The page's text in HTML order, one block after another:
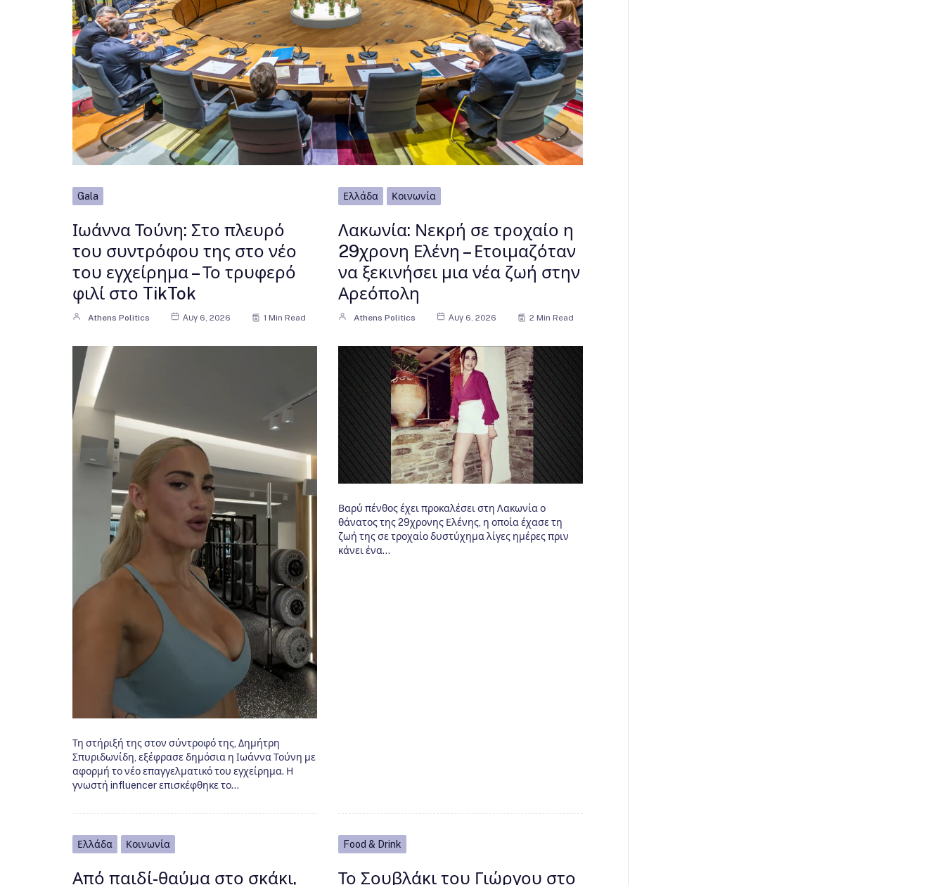
Gala
Ιωάννα Τούνη: Στο πλευρό
του συντρόφου της στο νέο
του εγχείρημα – Το τρυφερό
φιλί στο TikTok
Athens Politics Αυγ 6, 2026 1 Min Read
Τη στήριξή της στον σύντροφό της, Δημήτρη
Σπυριδωνίδη, εξέφρασε δημόσια η Ιωάννα Τούνη με
αφορμή το νέο επαγγελματικό του εγχείρημα. Η
γνωστή influencer επισκέφθηκε το…
Ελλάδα Κοινωνία
Λακωνία: Νεκρή σε τροχαίο η
29χρονη Ελένη – Ετοιμαζόταν
να ξεκινήσει μια νέα ζωή στην
Αρεόπολη
Athens Politics Αυγ 6, 2026 2 Min Read
Βαρύ πένθος έχει προκαλέσει στη Λακωνία ο
θάνατος της 29χρονης Ελένης, η οποία έχασε τη
ζωή της σε τροχαίο δυστύχημα λίγες ημέρες πριν
κάνει ένα…
Ελλάδα Κοινωνία
Από παιδί-θαύμα στο σκάκι,
Food & Drink
Το Σουβλάκι του Γιώργου στο